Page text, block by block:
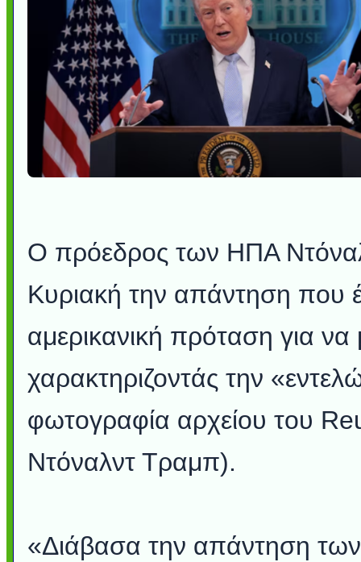
Ο πρόεδρος των ΗΠΑ
Κυριακή την απάντηση που
αμερικανική πρόταση για
χαρακτηριζοντάς την
φωτογραφία αρχείου του
Ντόναλντ Τραμπ).
«Διάβασα την απάντηση